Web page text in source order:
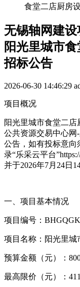
食堂二店厨房
无锡轴网建
阳光里城市
招标公告
2026-06-30 14:46:29
项目概况
阳光里城市食堂二
公共资源交易中心网
公告，如有投标意向
录“乐采云平台
并于2026年7月24日
一、项目基本情况
项目编号：
项目名称：阳光里城
预算金额（元）：
最高限价（元）：